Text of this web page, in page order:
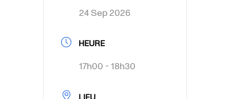
24 Sep 2026
HEURE
17h00 - 18h30